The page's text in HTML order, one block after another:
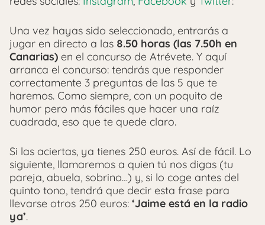
Una vez hayas sido seleccionado, entrarás a
jugar en directo a las 8.50 horas (las 7.50h en
Canarias) en el concurso de Atrévete. Y aquí
arranca el concurso: tendrás que responder
correctamente 3 preguntas de las 5 que te
haremos. Como siempre, con un poquito de
humor pero más fáciles que hacer una raíz
cuadrada, eso que te quede claro.
Si las aciertas, ya tienes 250 euros. Así de fácil. Lo
siguiente, llamaremos a quien tú nos digas (tu
pareja, abuela, sobrino…) y, si lo coge antes del
quinto tono, tendrá que decir esta frase para
llevarse otros 250 euros: ‘Jaime está en la radio
ya’.